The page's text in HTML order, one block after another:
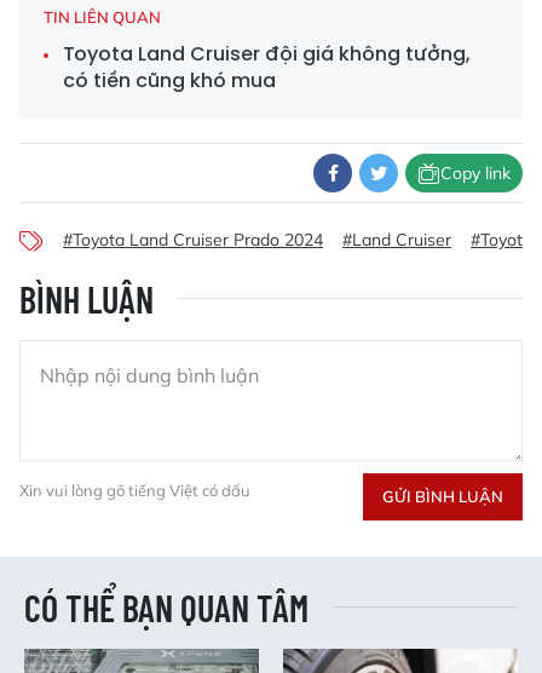
TIN LIÊN QUAN
Toyota Land Cruiser đội giá không tưởng,
có tiền cũng khó mua
Copy link
#Toyota Land Cruiser Prado 2024 #Land Cruiser #Toyota
BÌNH LUẬN
Xin vui lòng gõ tiếng Việt có dấu GỬI BÌNH LUẬN
CÓ THỂ BẠN QUAN TÂM